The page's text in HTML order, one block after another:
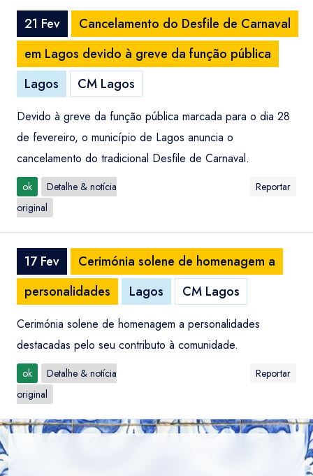
21 Fev
Cancelamento do Desfile de Carnaval
em Lagos devido à greve da função pública
Lagos
CM Lagos
Devido à greve da função pública marcada para o dia 28
de fevereiro, o município de Lagos anuncia o
cancelamento do tradicional Desfile de Carnaval.
ok
Detalhe & notícia
original
Reportar
17 Fev
Cerimónia solene de homenagem a
personalidades
Lagos CM Lagos
Cerimónia solene de homenagem a personalidades
destacadas pelo seu contributo à comunidade.
ok
Detalhe & notícia
original
Reportar